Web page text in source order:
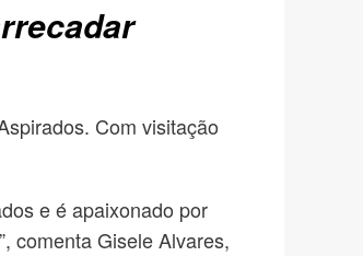
Com visitação
e é apaixonado por
comenta Gisele Alvares,